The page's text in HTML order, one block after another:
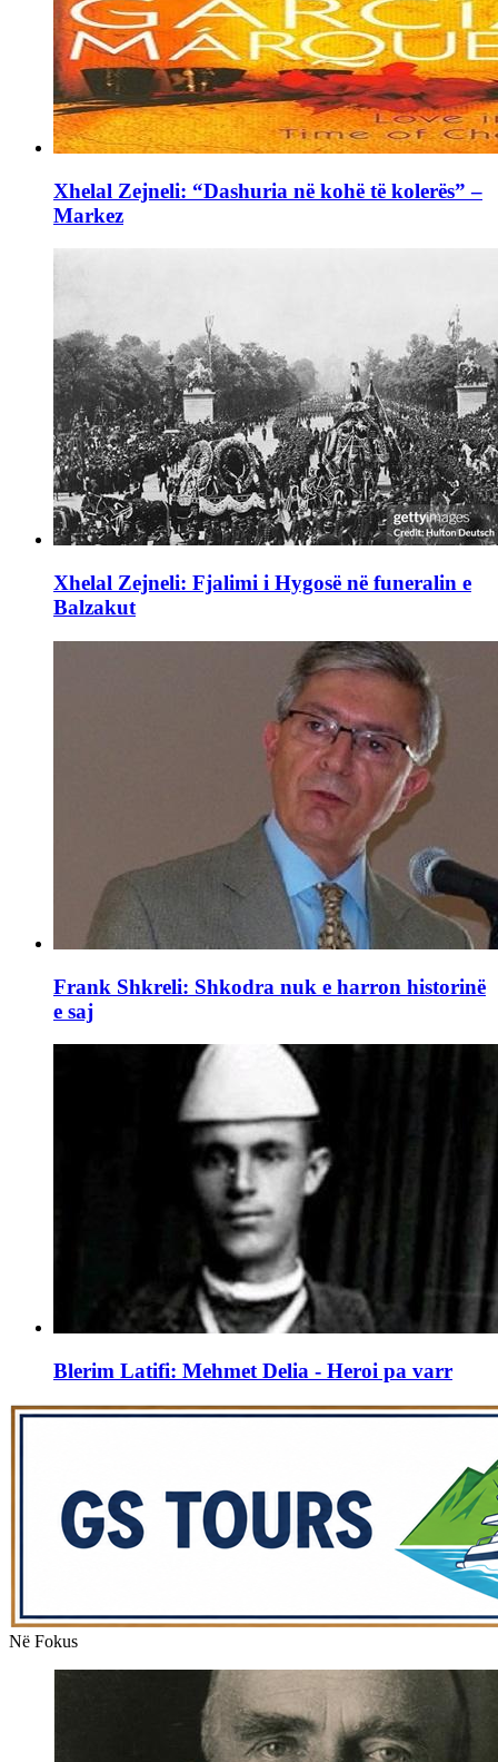
Xhelal Zejneli: “Dashuria në kohë të kolerës” –
Markez
Xhelal Zejneli: Fjalimi i Hygosë në funeralin e
Balzakut
Frank Shkreli: Shkodra nuk e harron historinë
e saj
Blerim Latifi: Mehmet Delia - Heroi pa varr
Në Fokus